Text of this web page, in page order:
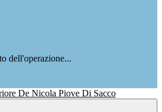
dell'operazione...